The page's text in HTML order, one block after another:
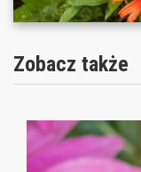
Zobacz także